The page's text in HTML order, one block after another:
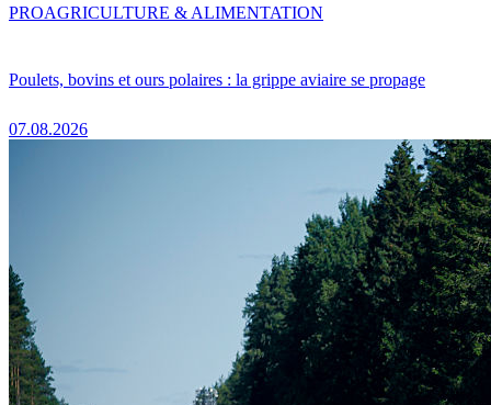
Poulets, bovins et ours polaires : la grippe aviaire se propage
07.08.2026
PROAGRICULTURE & ALIMENTATION